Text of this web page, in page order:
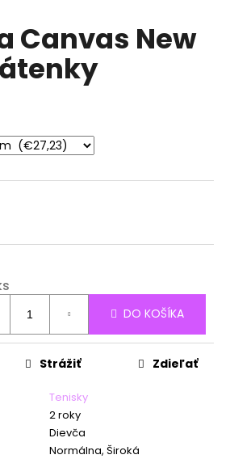
Canvas New
DO KOŠÍKA
Tenisky
2 roky
Dievča
Normálna, Široká
Strážiť Zdieľať